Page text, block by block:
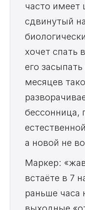
часто имеет
сдвинутый
хочет спать
его
месяцев
бессонница,
а новой не
Маркер:
встаёте в 7
раньше часа